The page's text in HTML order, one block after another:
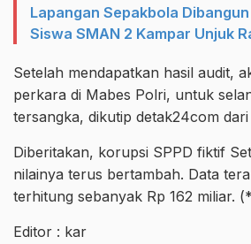
Lapangan Sepakbola
Siswa SMAN 2 Kampar Unjuk
Setelah mendapatkan hasil audit,
perkara di Mabes Polri, untuk
tersangka, dikutip detak24com
Diberitakan, korupsi SPPD fiktif
nilainya terus bertambah. Data
terhitung sebanyak Rp 162 miliar.
Editor : kar